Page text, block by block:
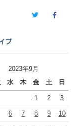
TwitterFacebook
ブ
2023年9月
水 木 金 土 日
1 2 3
6 7 8 9 10